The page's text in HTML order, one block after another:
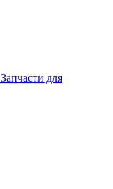
Запчасти для